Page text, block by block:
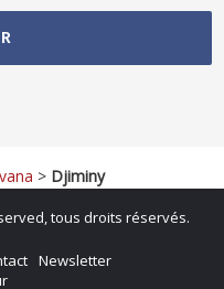
> Djiminy
tous droits réservés.
Newsletter